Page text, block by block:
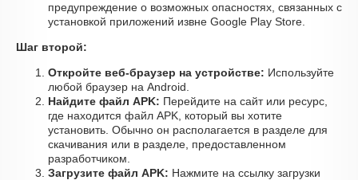
предупреждение о возможных опасностях, связанных с
установкой приложений извне Google Play Store.
Шаг второй:
Откройте веб-браузер на устройстве: Используйте
любой браузер на Android.
Найдите файл APK: Перейдите на сайт или ресурс,
где находится файл APK, который вы хотите
установить. Обычно он располагается в разделе для
скачивания или в разделе, предоставленном
разработчиком.
Загрузите файл APK: Нажмите на ссылку загрузки